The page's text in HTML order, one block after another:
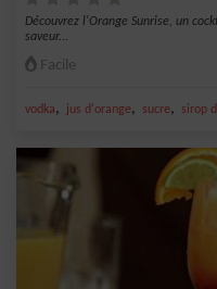
Découvrez l'Orange Sunrise, un
saveur...
Facile
vodka, jus d'orange, sucre, sirop